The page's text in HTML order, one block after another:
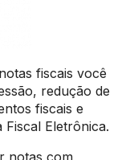
fiscais você
redução de
fiscais e
Eletrônica.
notas com